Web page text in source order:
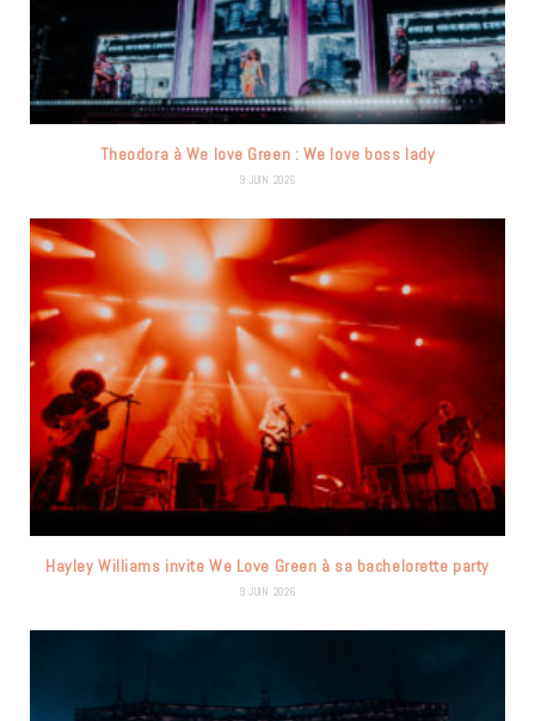
Theodora à We love Green : We love boss lady
9 JUIN 2026
Hayley Williams invite We Love Green à sa bachelorette party
9 JUIN 2026